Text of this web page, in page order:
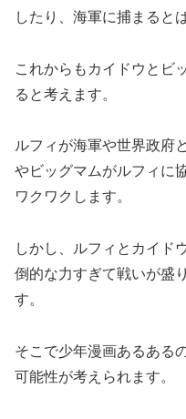
したり、海軍に捕まると
これからもカイドウとビ
ると考えます。
ルフィが海軍や世界政府
やビッグマムがルフィに
ワクワクします。
しかし、ルフィとカイド
倒的な力すぎて戦いが盛
す。
そこで少年漫画あるある
可能性が考えられます。